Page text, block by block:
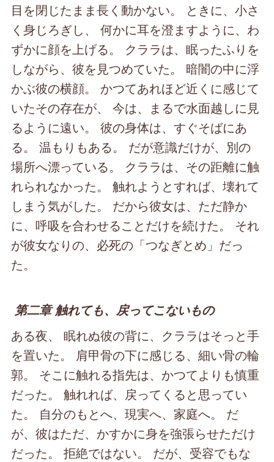
目を閉じたまま長く動かない。 ときに、小さ
く身じろぎし、 何かに耳を澄ますように、わ
ずかに顔を上げる。 クララは、眠ったふりを
しながら、彼を見つめていた。 暗闇の中に浮
かぶ彼の横顔。 かつてあれほど近くに感じて
いたその存在が、 今は、まるで水面越しに見
るように遠い。 彼の身体は、すぐそばにあ
る。 温もりもある。 だが意識だけが、別の
場所へ漂っている。 クララは、その距離に触
れられなかった。 触れようとすれば、壊れて
しまう気がした。 だから彼女は、ただ静か
に、呼吸を合わせることだけを続けた。 それ
が彼女なりの、必死の「つなぎとめ」だっ
た。
第二章 触れても、戻ってこないもの
ある夜、 眠れぬ彼の背に、クララはそっと手
を置いた。 肩甲骨の下に感じる、細い骨の輪
郭。 そこに触れる指先は、かつてよりも慎重
だった。 触れれば、戻ってくると思ってい
た。 自分のもとへ、現実へ、家庭へ。 だ
が、彼はただ、かすかに身を強張らせただけ
だった。 拒絶ではない。 だが、受容でもな